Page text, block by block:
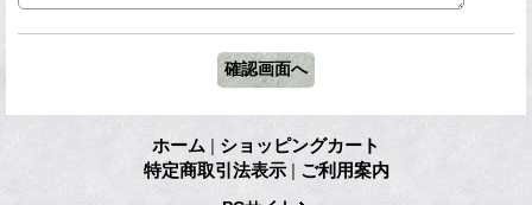
ホーム | ショッピングカート
特定商取引法表示 | ご利用案内